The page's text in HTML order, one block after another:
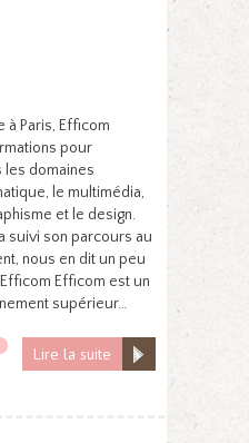
à Paris, Efficom
pour
domaines
le multimédia,
et le design.
suivi son parcours au
nous en dit un peu
Efficom est un
supérieur…
Lire la suite